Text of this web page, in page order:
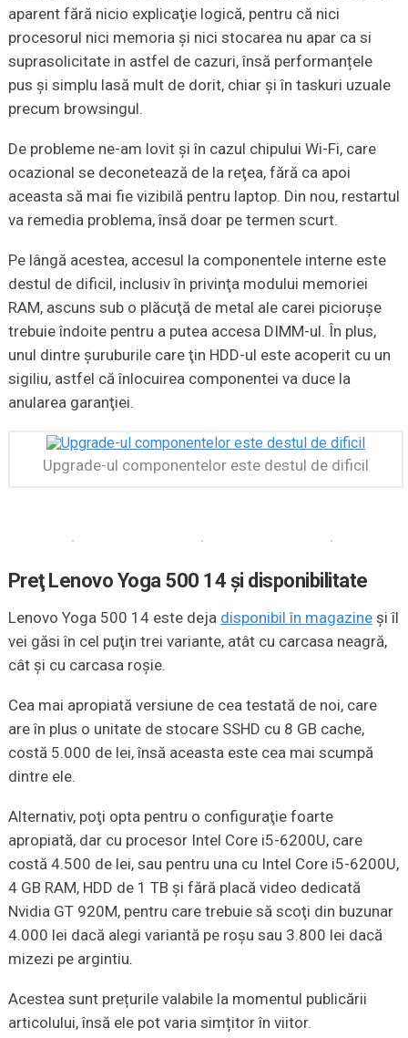
aparent fără nicio explicaţie logică, pentru că nici
procesorul nici memoria și nici stocarea nu apar ca si
suprasolicitate in astfel de cazuri, însă performanțele
pus și simplu lasă mult de dorit, chiar și în taskuri uzuale
precum browsingul.
De probleme ne-am lovit și în cazul chipului Wi-Fi, care
ocazional se deconetează de la reţea, fără ca apoi
aceasta să mai fie vizibilă pentru laptop. Din nou, restartul
va remedia problema, însă doar pe termen scurt.
Pe lângă acestea, accesul la componentele interne este
destul de dificil, inclusiv în privinţa modului memoriei
RAM, ascuns sub o plăcuţă de metal ale carei piciorușe
trebuie îndoite pentru a putea accesa DIMM-ul. În plus,
unul dintre şuruburile care ţin HDD-ul este acoperit cu un
sigiliu, astfel că înlocuirea componentei va duce la
anularea garanţiei.
Upgrade-ul componentelor este destul de dificil
Preţ Lenovo Yoga 500 14 şi disponibilitate
Lenovo Yoga 500 14 este deja disponibil în magazineşi îl
vei găsi în cel puţin trei variante, atât cu carcasa neagră,
cât şi cu carcasa roşie.
Cea mai apropiată versiune de cea testată de noi, care
are în plus o unitate de stocare SSHD cu 8 GB cache,
costă 5.000 de lei, însă aceasta este cea mai scumpă
dintre ele.
Alternativ, poţi opta pentru o configuraţie foarte
apropiată, dar cu procesor Intel Core i5-6200U, care
costă 4.500 de lei, sau pentru una cu Intel Core i5-6200U,
4 GB RAM, HDD de 1 TB şi fără placă video dedicată
Nvidia GT 920M, pentru care trebuie să scoţi din buzunar
4.000 lei dacă alegi variantă pe roşu sau 3.800 lei dacă
mizezi pe argintiu.
Acestea sunt prețurile valabile la momentul publicării
articolului, însă ele pot varia simțitor în viitor.